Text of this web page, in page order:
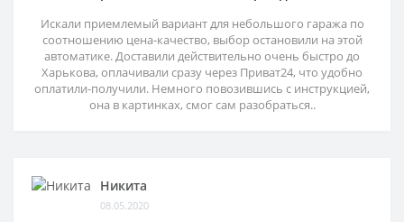
Искали приемлемый вариант для небольшого гаража по
соотношению цена-качество, выбор остановили на этой
автоматике. Доставили действительно очень быстро до
Харькова, оплачивали сразу через Приват24, что удобно
оплатили-получили. Немного повозившись с инструкцией,
она в картинках, смог сам разобраться..
Никита
08.05.2020